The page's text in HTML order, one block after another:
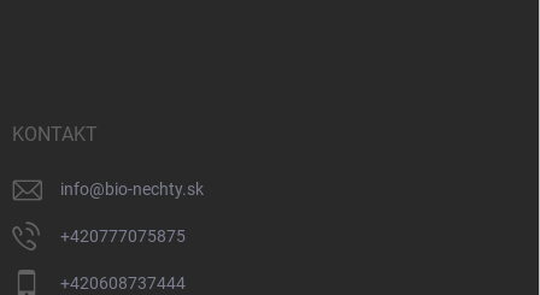
KONTAKT
info@bio-nechty.sk
+420777075875
+420608737444